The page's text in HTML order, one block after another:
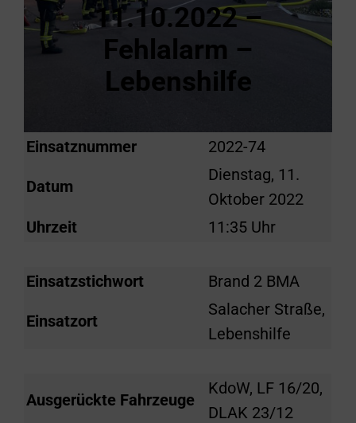
11.10.2022 –
Fehlalarm –
Lebenshilfe
Einsatznummer 2022-74
Datum
Dienstag, 11.
Oktober 2022
Uhrzeit
11:35 Uhr
Einsatzstichwort Brand 2 BMA
Einsatzort
Salacher Straße,
Lebenshilfe
Ausgerückte Fahrzeuge
KdoW, LF 16/20,
DLAK 23/12